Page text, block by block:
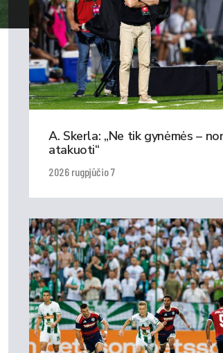
A. Skerla: „Ne tik gynėmės –
atakuoti“
2026 rugpjūčio 7